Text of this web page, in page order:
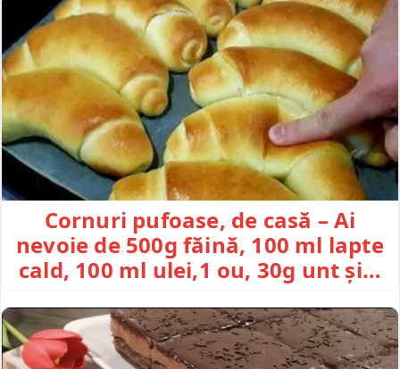
Cornuri pufoase, de casă – Ai
nevoie de 500g făină, 100 ml lapte
cald, 100 ml ulei,1 ou, 30g unt și…